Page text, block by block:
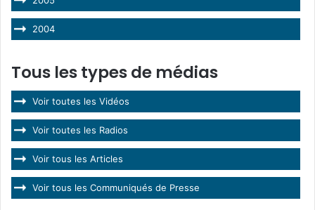
2004
Tous les types de médias
Voir toutes les Vidéos
Voir toutes les Radios
Voir tous les Articles
Voir tous les Communiqués de Presse